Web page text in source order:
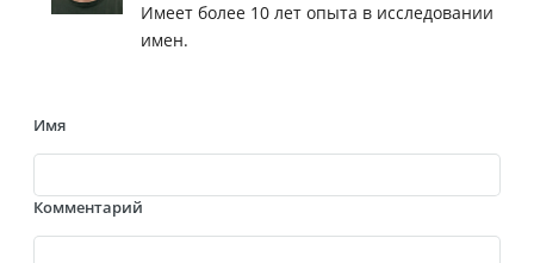
Имеет более 10 лет опыта в исследовании
имен.
Имя
Комментарий